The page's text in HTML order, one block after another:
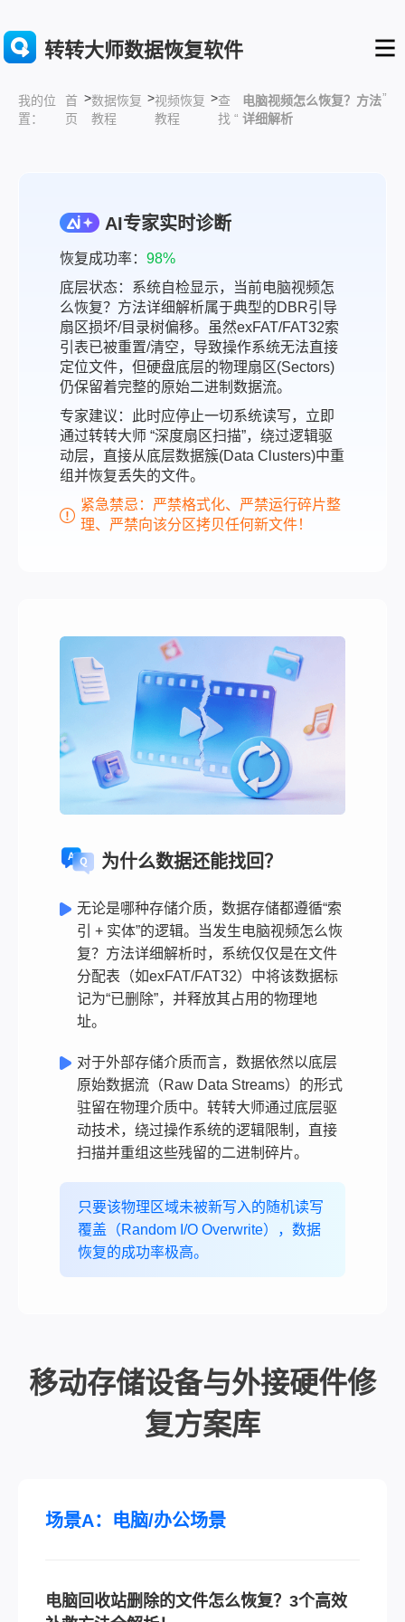
转转大师数据恢复软件
我的位
置：
首
页
>数据恢复
教程
>视频恢复
教程
>查
找 “
电脑视频怎么恢复？方法
详细解析
”
AI专家实时诊断
恢复成功率： 98%
底层状态：系统自检显示，当前电脑视频怎
么恢复？方法详细解析属于典型的DBR引导
扇区损坏/目录树偏移。虽然exFAT/FAT32索
引表已被重置/清空，导致操作系统无法直接
定位文件，但硬盘底层的物理扇区(Sectors)
仍保留着完整的原始二进制数据流。
专家建议：此时应停止一切系统读写，立即
通过转转大师 “深度扇区扫描”，绕过逻辑驱
动层，直接从底层数据簇(Data Clusters)中重
组并恢复丢失的文件。
紧急禁忌：严禁格式化、严禁运行碎片整
理、严禁向该分区拷贝任何新文件！
为什么数据还能找回？
无论是哪种存储介质，数据存储都遵循“索
引 + 实体”的逻辑。当发生电脑视频怎么恢
复？方法详细解析时，系统仅仅是在文件
分配表（如exFAT/FAT32）中将该数据标
记为“已删除”，并释放其占用的物理地
址。
对于外部存储介质而言，数据依然以底层
原始数据流（Raw Data Streams）的形式
驻留在物理介质中。转转大师通过底层驱
动技术，绕过操作系统的逻辑限制，直接
扫描并重组这些残留的二进制碎片。
只要该物理区域未被新写入的随机读写
覆盖（Random I/O Overwrite），数据
恢复的成功率极高。
移动存储设备与外接硬件修
复方案库
场景A：电脑/办公场景
电脑回收站删除的文件怎么恢复？3个高效